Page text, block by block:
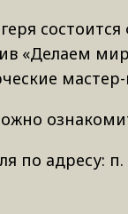
«Делаем
по адресу: